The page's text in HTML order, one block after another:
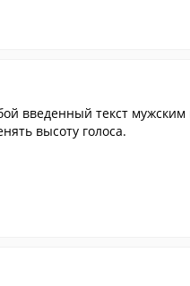
введенный текст
высоту голоса.